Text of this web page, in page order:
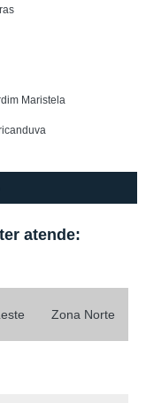
Maristela
atende:
Zona Norte